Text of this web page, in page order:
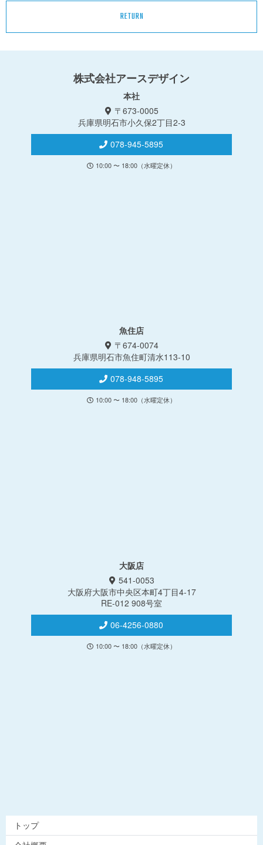
RETURN
株式会社アースデザイン
本社
〒673-0005
兵庫県明石市小久保2丁目2-3
078-945-5895
10:00 〜 18:00（水曜定休）
魚住店
〒674-0074
兵庫県明石市魚住町清水113-10
078-948-5895
10:00 〜 18:00（水曜定休）
大阪店
541-0053
大阪府大阪市中央区本町4丁目4-17
RE-012 908号室
06-4256-0880
10:00 〜 18:00（水曜定休）
トップ